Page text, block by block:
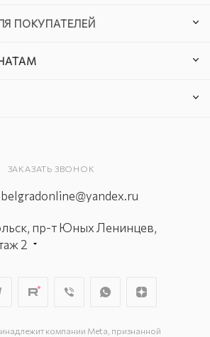
ПОКУПАТЕЛЕЙ
ЗАКАЗАТЬ ЗВОНОК
пр-т Юных Ленинцев,
2
ул. Станционная, д. 11
компании Meta, признанной